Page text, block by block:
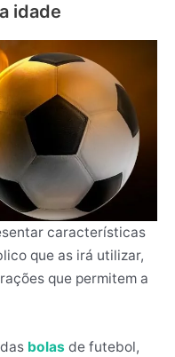
idade
características
que as irá utilizar,
que permitem a
bolas de futebol,